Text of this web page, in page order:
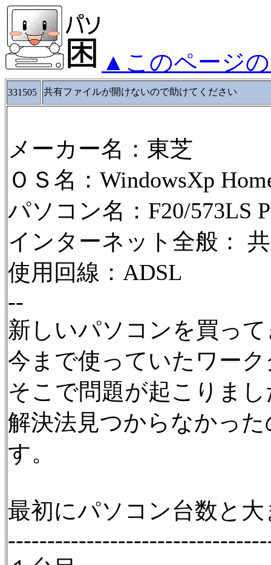
▲このページ
331505 共有ファイルが開けないので助けてください
メーカー名：東芝
ＯＳ名：WindowsXp
パソコン名：F20/573LS
インターネット全般：
使用回線：ADSL
--
新しいパソコンを買っ
今まで使っていたワー
そこで問題が起こりま
解決法見つからなかっ
す。
最初にパソコン台数と